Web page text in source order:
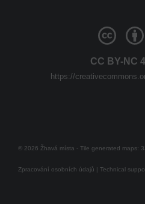
CC BY-NC
https://
© 2026 Žhavá místa - Tile generated maps:
Zpracování osobních údajů | Technical